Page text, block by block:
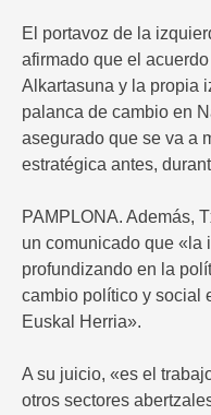
El portavoz de la
afirmado que el
Alkartasuna y la propia
palanca de cambio en
asegurado que se va a
estratégica antes,
PAMPLONA. Además,
un comunicado que «la
profundizando en la
cambio político y social
Euskal Herria».
A su juicio, «es el
otros sectores